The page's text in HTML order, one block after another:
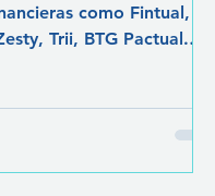
como Fintual,
Trii, BTG Pactual.